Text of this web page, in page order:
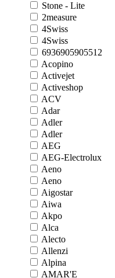
Stone - Lite
2measure
4Swiss
4Swiss
6936905905512
Acopino
Activejet
Activeshop
ACV
Adar
Adler
Adler
AEG
AEG-Electrolux
Aeno
Aeno
Aigostar
Aiwa
Akpo
Alca
Alecto
Allenzi
Alpina
AMAR'E